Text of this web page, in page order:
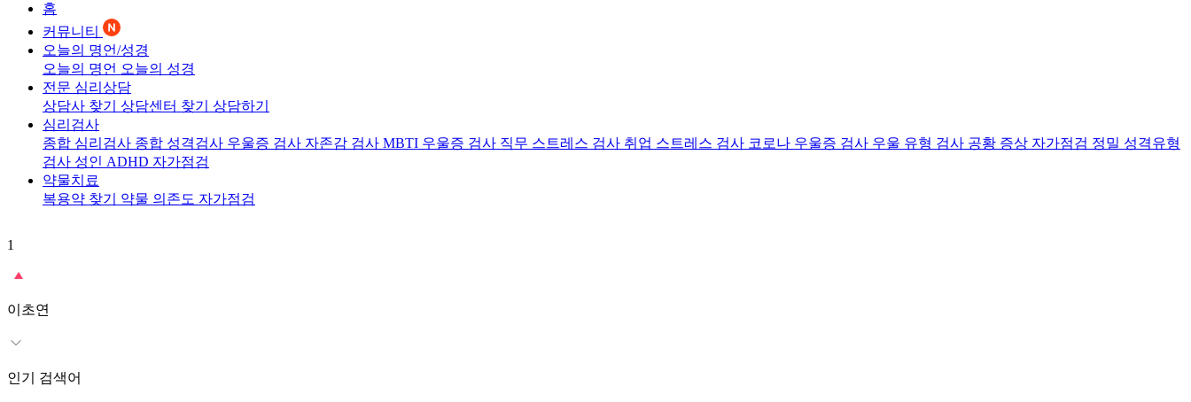
홈
커뮤니티
오늘의 명언/성경
오늘의 명언 오늘의 성경
전문 심리상담
상담사 찾기 상담센터 찾기 상담하기
심리검사
종합 심리검사 종합 성격검사 우울증 검사 자존감 검사 MBTI 우울증 검사 직무 스트레스 검사 취업 스트레스 검사 코로나 우울증 검사 우울 유형 검사 공황 증상 자가점검 정밀 성격유형
검사 성인 ADHD 자가점검
약물치료
복용약 찾기 약물 의존도 자가점검
1
이초연
인기 검색어